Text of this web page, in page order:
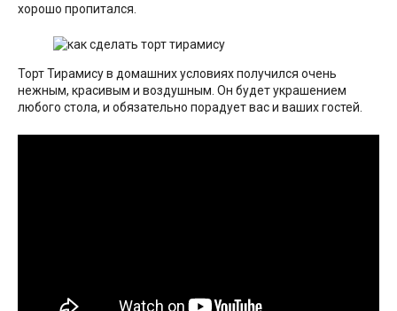
хорошо пропитался.
Торт Тирамису в домашних условиях получился очень
нежным, красивым и воздушным. Он будет украшением
любого стола, и обязательно порадует вас и ваших гостей.